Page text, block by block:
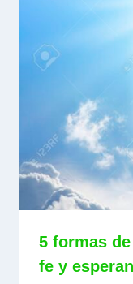
5 formas
fe y